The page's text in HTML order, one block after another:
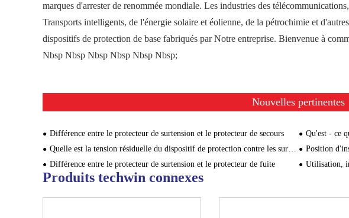
marques d'arrester de renommée mondiale. Les industries des
Transports intelligents, de l'énergie solaire et éolienne, de la pétrochimie et
dispositifs de protection de base fabriqués par Notre entreprise. Bienvenue à
Nbsp Nbsp Nbsp Nbsp Nbsp Nbsp;
Nouvelles pertinentes
Différence entre le protecteur de surtension et le protecteur de secours
Qu'est - ce
Quelle est la tension résiduelle du dispositif de protection contre les surtensions?
Position
Différence entre le protecteur de surtension et le protecteur de fuite
Utilisation,
Produits techwin connexes